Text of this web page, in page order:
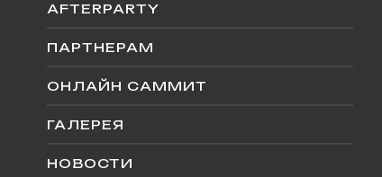
AFTERPARTY
ПАРТНЕРАМ
ОНЛАЙН САММИТ
ГАЛЕРЕЯ
НОВОСТИ